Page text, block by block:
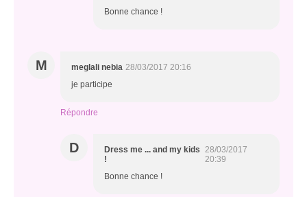
Bonne chance !
M meglali nebia 28/03/2017 20:16
je participe
Répondre
D
Dress me ... and my kids
!
28/03/2017
20:39
Bonne chance !